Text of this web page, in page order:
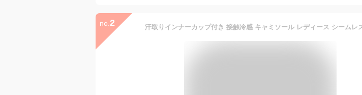
no. 2